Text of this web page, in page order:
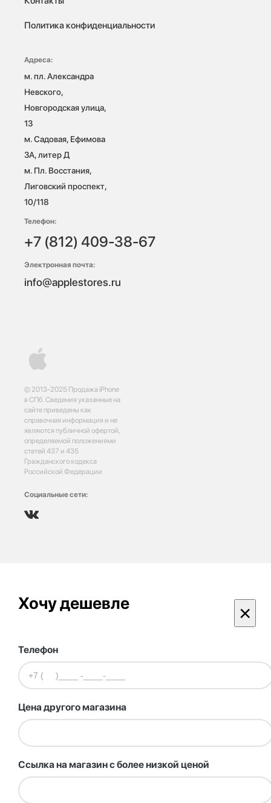
© 2013-2025 Продажа iPhone
в СПб. Сведения указанные на
сайте приведены как
справочная информация и не
являются публичной офертой,
определяемой положениями
статей 437 и 435
Гражданского кодекса
Российской Федерации
Социальные сети:
Политика конфиденциальности
Адреса:
м. пл. Александра
Невского,
Новгородская улица,
13
м. Садовая, Ефимова
3А, литер Д
м. Пл. Восстания,
Лиговский проспект,
10/118
Телефон:
+7 (812) 409-38-67
Электронная почта:
info@applestores.ru
Хочу дешевле ×
Телефон
Цена другого магазина
Ссылка на магазин с более низкой ценой